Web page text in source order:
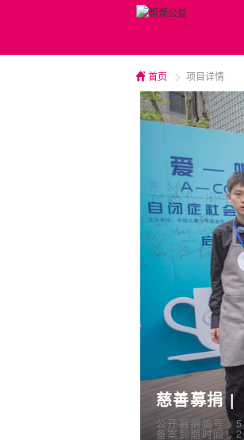
首页 项目详情